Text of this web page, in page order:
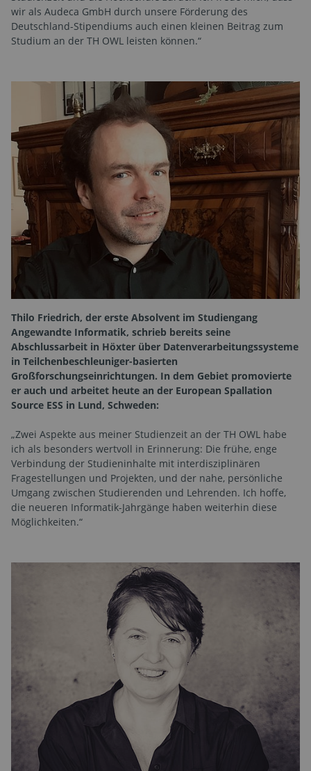
wir als Audeca GmbH durch unsere Förderung des
Deutschland-Stipendiums auch einen kleinen Beitrag zum
Studium an der TH OWL leisten können.“
Thilo Friedrich, der erste Absolvent im Studiengang
Angewandte Informatik, schrieb bereits seine
Abschlussarbeit in Höxter über Datenverarbeitungssysteme
in Teilchenbeschleuniger-basierten
Großforschungseinrichtungen. In dem Gebiet promovierte
er auch und arbeitet heute an der European Spallation
Source ESS in Lund, Schweden:
„Zwei Aspekte aus meiner Studienzeit an der TH OWL habe
ich als besonders wertvoll in Erinnerung: Die frühe, enge
Verbindung der Studieninhalte mit interdisziplinären
Fragestellungen und Projekten, und der nahe, persönliche
Umgang zwischen Studierenden und Lehrenden. Ich hoffe,
die neueren Informatik-Jahrgänge haben weiterhin diese
Möglichkeiten.“